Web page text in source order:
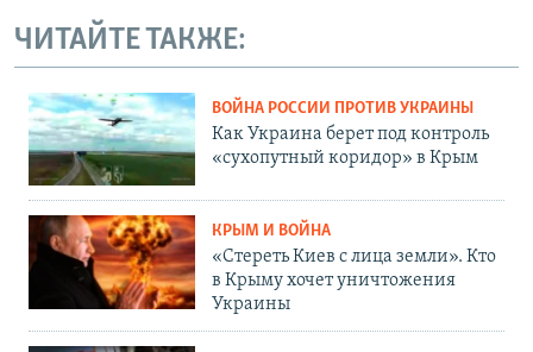
ЧИТАЙТЕ ТАКЖЕ:
ВОЙНА РОССИИ ПРОТИВ УКРАИНЫ
Как Украина берет под контроль
«сухопутный коридор» в Крым
КРЫМ И ВОЙНА
«Стереть Киев с лица земли». Кто
в Крыму хочет уничтожения
Украины